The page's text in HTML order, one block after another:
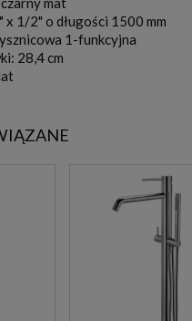
x 1/2" o długości 1500 mm
1-funkcyjna
28,4 cm